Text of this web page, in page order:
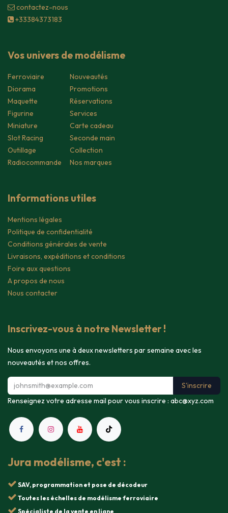
contacte​z-nous
+33384373183
Vos univers de modélisme
Ferroviaire
Diorama
Maquette
Figurine
Miniature
Slot Racing
Outillage
Radiocommande
Nouveautés
Promotions
Réservations
Services
Carte cadeau
Seconde main
Collection
Nos marques
Informations utiles
Mentions légales
Politique de confidentialité
Conditions générales de vente
Livraisons, expéditions et conditions
Foire aux questions
A propos de nous
Nous contacter
Inscrivez-vous à notre Newsletter !
Nous envoyons une à deux newsletters par semaine avec les
nouveautés et nos offres.
S'inscrire
Renseignez votre adresse mail pour vous inscrire : abc@xyz.com
Jura modélisme, c'est :
SAV, programmation et pose de décodeur
Toutes les échelles de modélisme ferroviaire
Spécialiste de la vente en ligne